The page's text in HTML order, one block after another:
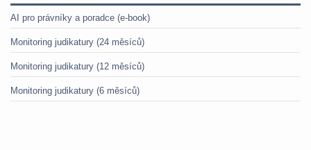
AI pro právníky a poradce (e-book)
Monitoring judikatury (24 měsíců)
Monitoring judikatury (12 měsíců)
Monitoring judikatury (6 měsíců)